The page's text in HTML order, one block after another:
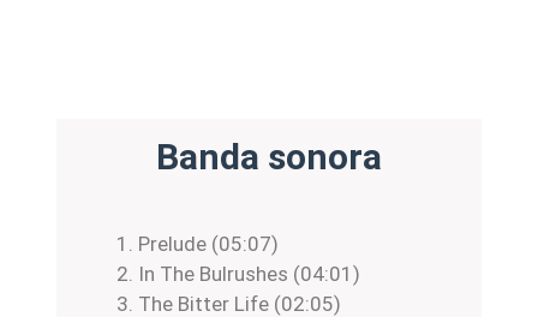
Banda sonora
Prelude (05:07)
In The Bulrushes (04:01)
The Bitter Life (02:05)